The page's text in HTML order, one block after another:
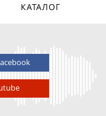
КАТАЛОГ